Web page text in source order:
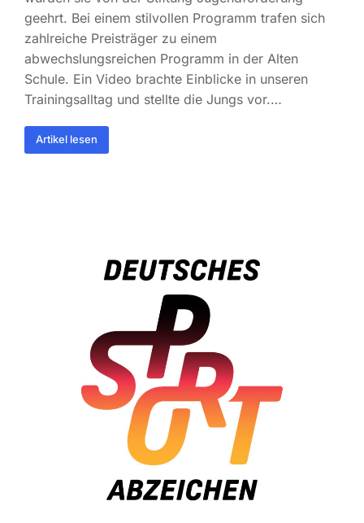
geehrt. Bei einem stilvollen Programm trafen sich
zahlreiche Preisträger zu einem
abwechslungsreichen Programm in der Alten
Schule. Ein Video brachte Einblicke in unseren
Trainingsalltag und stellte die Jungs vor.…
Artikel lesen